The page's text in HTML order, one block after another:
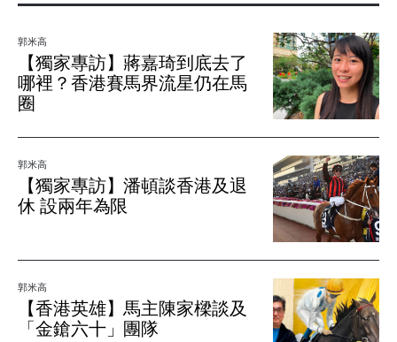
郭米高
【獨家專訪】蔣嘉琦到底去了
哪裡？香港賽馬界流星仍在馬
圈
郭米高
【獨家專訪】潘頓談香港及退
休 設兩年為限
郭米高
【香港英雄】馬主陳家樑談及
「金鎗六十」團隊